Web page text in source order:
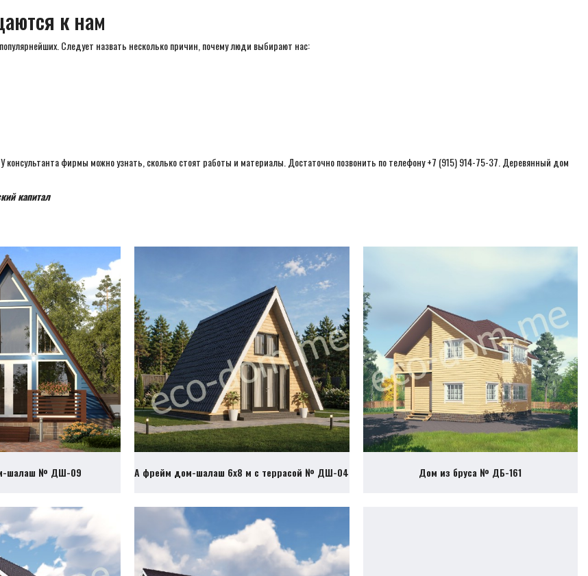
к нам
Следует назвать несколько причин, почему люди выбирают нас:
фирмы можно узнать, сколько стоят работы и материалы. Достаточно позвонить по телефону +7 (915) 914-75-37. Деревянный дом
капитал
шалаш № ДШ-09 А фрейм дом-шалаш 6х8 м с террасой № ДШ-04 Дом из бруса № ДБ-161